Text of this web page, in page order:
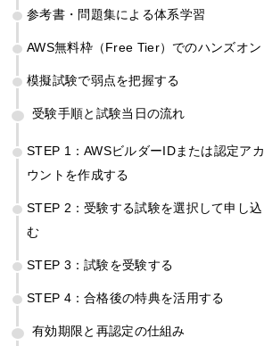
参考書・問題集による体系学習
AWS無料枠（Free Tier）でのハンズオン
模擬試験で弱点を把握する
受験手順と試験当日の流れ
STEP 1：AWSビルダーIDまたは認定アカ
ウントを作成する
STEP 2：受験する試験を選択して申し込
む
STEP 3：試験を受験する
STEP 4：合格後の特典を活用する
有効期限と再認定の仕組み